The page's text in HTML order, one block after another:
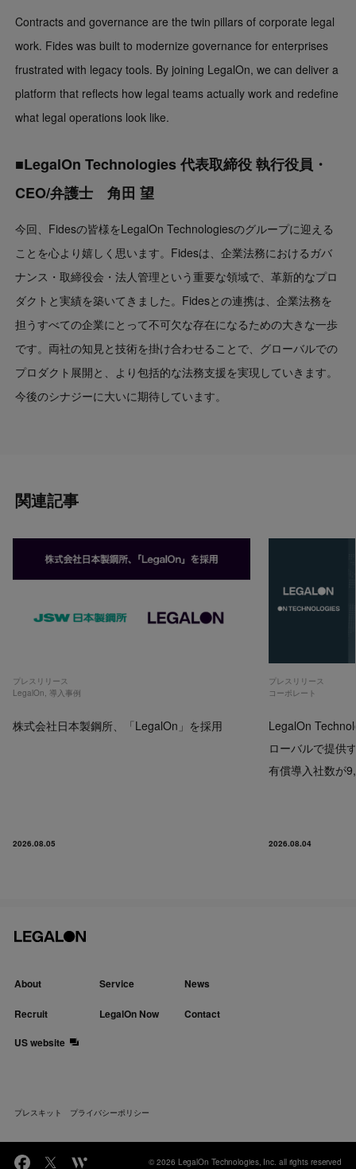
Contracts and governance are the twin pillars of corporate legal
work. Fides was built to modernize governance for enterprises
frustrated with legacy tools. By joining LegalOn, we can deliver a
platform that reflects how legal teams actually work and redefine
what legal operations look like.
■LegalOn Technologies 代表取締役 執行役員・
CEO/弁護士 角田 望
今回、Fidesの皆様をLegalOn Technologiesのグループに迎える
ことを心より嬉しく思います。Fidesは、企業法務におけるガバ
ナンス・取締役会・法人管理という重要な領域で、革新的なプロ
ダクトと実績を築いてきました。Fidesとの連携は、企業法務を
担うすべての企業にとって不可欠な存在になるための大きな一歩
です。両社の知見と技術を掛け合わせることで、グローバルでの
プロダクト展開と、より包括的な法務支援を実現していきます。
今後のシナジーに大いに期待しています。
関連記事
プレスリリース
LegalOn 導入事例
株式会社日本製鋼所、「LegalOn」を採用
2026.08.05
プレスリリース
コーポレート
LegalOn
ローバルで提供
有償導入社数が
2026.08.04
About Service News
Recruit LegalOn Now
Contact
US website
プレスキット プライバシーポリシー
© 2026 LegalOn Technologies, Inc. all rights reserved